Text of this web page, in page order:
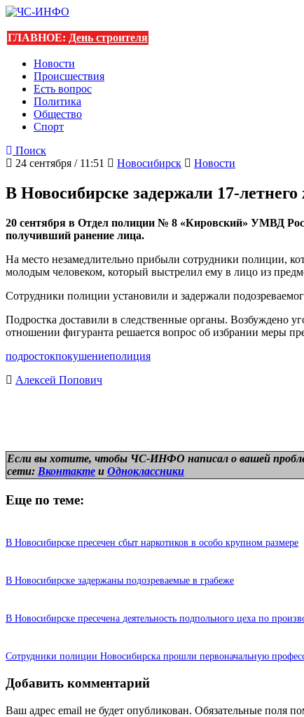
ГЛАВНОЕ: День строителя
Новости
Происшествия
Есть вопрос
Политика
Общество
Спорт
Поиск
24 сентября / 11:51
Новосибирск Новости
В Новосибирске задержали 17-
20 сентября в Отдел полиции № 8 «Кировский» УМВД
получивший ранение лица.
На место незамедлительно прибыли сотрудники полиции,
молодым человеком, который выстрелил ему в лицо из
Сотрудники полиции установили и задержали
Подростка доставили в следственные органы. Возбуждено
отношении фигуранта решается вопрос об избрании меры
подростокпокушениеполиция
Алексей Попович
Если вы хотите, чтобы ЧС-ИНФО написал о вашей
сети: Вконтакте и Одноклассники
Еще по теме:
В Новосибирске пресечен сбыт наркотиков в особо крупном размере
В Новосибирске задержаны подозреваемые в грабеже
В Новосибирске пресечена деятельность подпольного цеха по
Сотрудники полиции Новосибирска прошли первоначальную
Добавить комментарий
Ваш адрес email не будет опубликован. Обязательные поля